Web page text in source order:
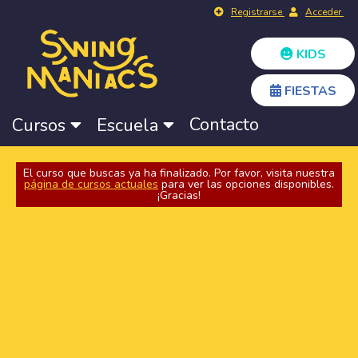
Registrarse Acceder
KIDS
FIESTAS
Cursos Escuela Contacto
El curso que buscas ya ha finalizado. Por favor, visita nuestra
página de cursos actuales para ver las opciones disponibles.
¡Gracias!